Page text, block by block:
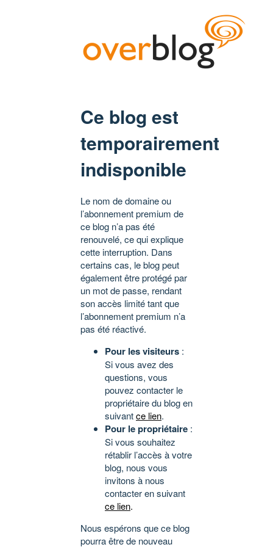
Ce blog est
temporairement
indisponible
Le nom de domaine ou
l’abonnement premium de
ce blog n’a pas été
renouvelé, ce qui explique
cette interruption. Dans
certains cas, le blog peut
également être protégé par
un mot de passe, rendant
son accès limité tant que
l’abonnement premium n’a
pas été réactivé.
Pour les visiteurs :
Si vous avez des
questions, vous
pouvez contacter le
propriétaire du blog en
suivantce lien.
Pour le propriétaire :
Si vous souhaitez
rétablir l’accès à votre
blog, nous vous
invitons à nous
contacter en suivant
ce lien.
Nous espérons que ce blog
pourra être de nouveau